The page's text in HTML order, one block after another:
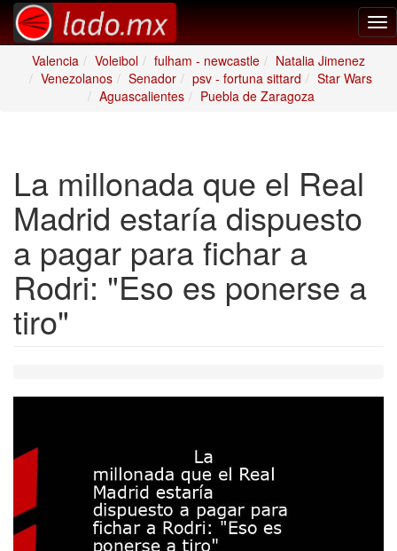
Valencia
Voleibol fulham - newcastle
Natalia Jimenez
Venezolanos
Senador psv - fortuna sittard
Star Wars
Aguascalientes
Puebla de Zaragoza
La millonada que el Real
Madrid estaría dispuesto
a pagar para fichar a
Rodri: "Eso es ponerse a
tiro"